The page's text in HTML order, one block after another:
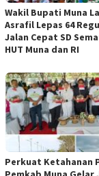
Wakil Bupati Muna
Asrafil Lepas 64
Jalan Cepat SD
HUT Muna dan RI
Perkuat Ketahanan